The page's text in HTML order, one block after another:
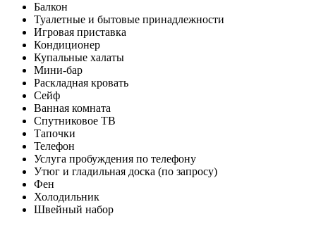
Балкон
Туалетные и бытовые принадлежности
Игровая приставка
Кондиционер
Купальные халаты
Мини-бар
Раскладная кровать
Сейф
Ванная комната
Спутниковое ТВ
Тапочки
Телефон
Услуга пробуждения по телефону
Утюг и гладильная доска (по запросу)
Фен
Холодильник
Швейный набор